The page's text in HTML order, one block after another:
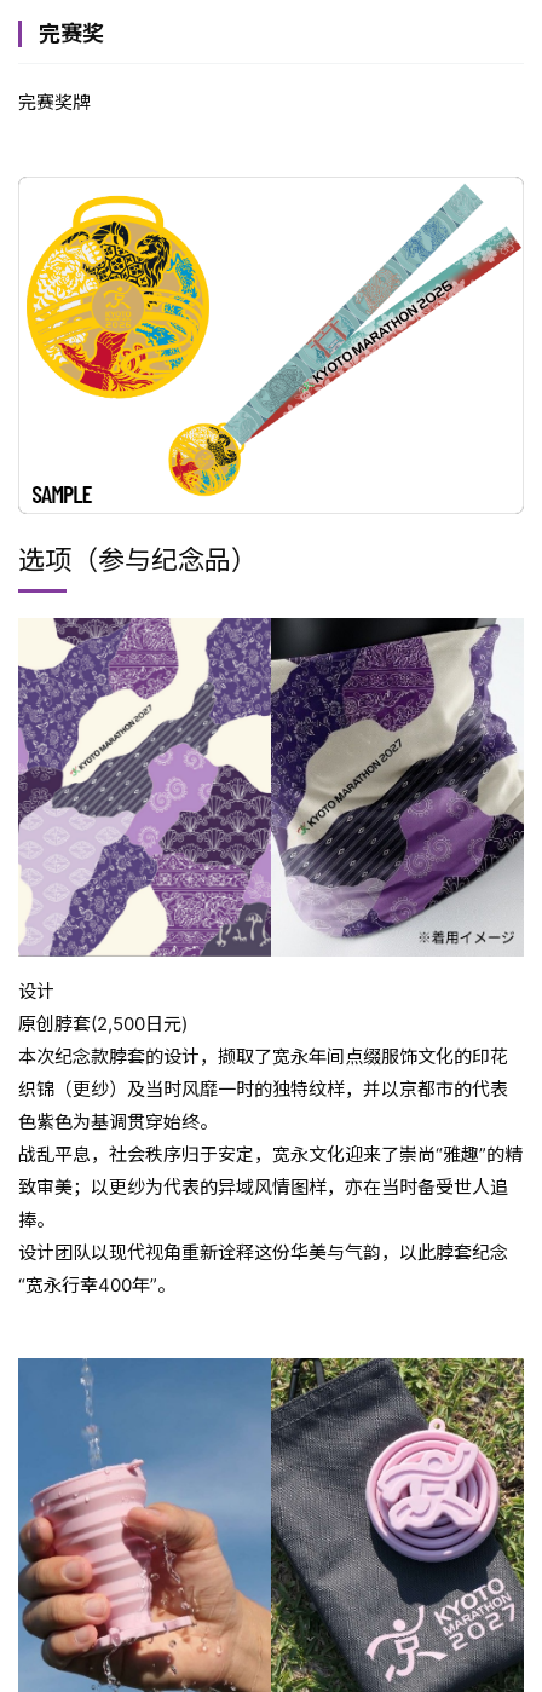
完赛奖
完赛奖牌
选项（参与纪念品）
设计
原创脖套(2,500日元)
本次纪念款脖套的设计，撷取了宽永年间点缀服饰文化的印花
织锦（更纱）及当时风靡一时的独特纹样，并以京都市的代表
色紫色为基调贯穿始终。
战乱平息，社会秩序归于安定，宽永文化迎来了崇尚“雅趣”的精
致审美；以更纱为代表的异域风情图样，亦在当时备受世人追
捧。
设计团队以现代视角重新诠释这份华美与气韵，以此脖套纪念
“宽永行幸400年”。